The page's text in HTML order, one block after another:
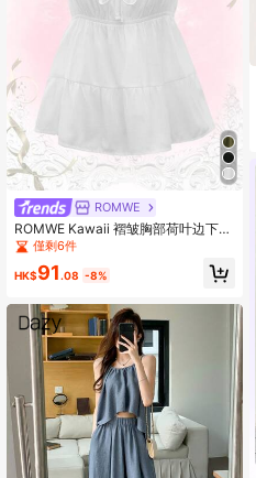
ROMWE
ROMWE Kawaii 褶皱胸部荷叶边下摆
娃娃装吊带背心，学校
僅剩6件
HK$91 .08 -8%